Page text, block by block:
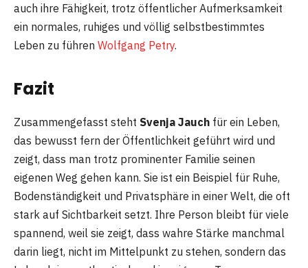
auch ihre Fähigkeit, trotz öffentlicher Aufmerksamkeit
ein normales, ruhiges und völlig selbstbestimmtes
Leben zu führen Wolfgang Petry.
Fazit
Zusammengefasst steht Svenja Jauch für ein Leben,
das bewusst fern der Öffentlichkeit geführt wird und
zeigt, dass man trotz prominenter Familie seinen
eigenen Weg gehen kann. Sie ist ein Beispiel für Ruhe,
Bodenständigkeit und Privatsphäre in einer Welt, die oft
stark auf Sichtbarkeit setzt. Ihre Person bleibt für viele
spannend, weil sie zeigt, dass wahre Stärke manchmal
darin liegt, nicht im Mittelpunkt zu stehen, sondern das